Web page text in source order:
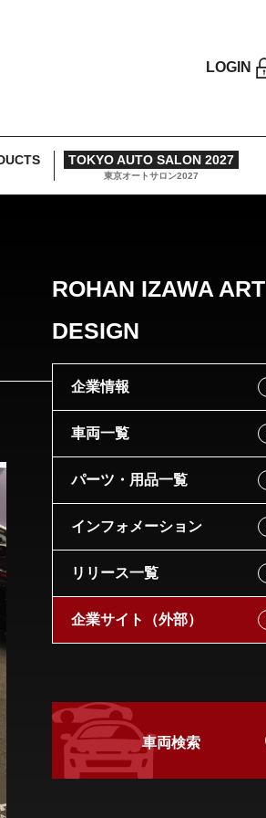
LOGIN
TOKYO AUTO SALON 2027
東京オートサロン2027
ROHAN IZAWA ART
DESIGN
企業情報
車両一覧
パーツ・用品一覧
インフォメーション
リリース一覧
企業サイト（外部）
車両検索